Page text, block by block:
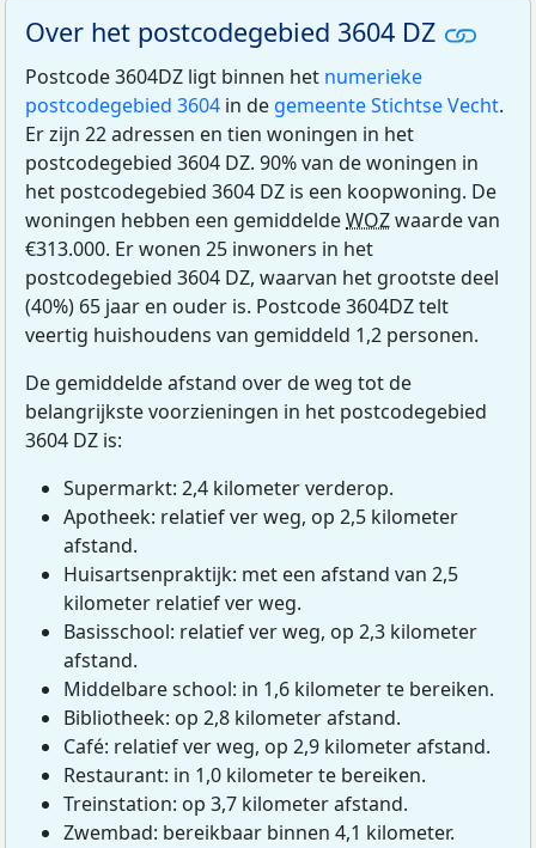
Over het postcodegebied 3604 DZ
Postcode 3604DZ ligt binnen het numerieke
postcodegebied 3604 in de gemeente Stichtse Vecht.
Er zijn 22 adressen en tien woningen in het
postcodegebied 3604 DZ. 90% van de woningen in
het postcodegebied 3604 DZ is een koopwoning. De
woningen hebben een gemiddeldeWOZwaarde van
€313.000. Er wonen 25 inwoners in het
postcodegebied 3604 DZ, waarvan het grootste deel
(40%) 65 jaar en ouder is. Postcode 3604DZ telt
veertig huishoudens van gemiddeld 1,2 personen.
De gemiddelde afstand over de weg tot de
belangrijkste voorzieningen in het postcodegebied
3604 DZ is:
Supermarkt: 2,4 kilometer verderop.
Apotheek: relatief ver weg, op 2,5 kilometer
afstand.
Huisartsenpraktijk: met een afstand van 2,5
kilometer relatief ver weg.
Basisschool: relatief ver weg, op 2,3 kilometer
afstand.
Middelbare school: in 1,6 kilometer te bereiken.
Bibliotheek: op 2,8 kilometer afstand.
Café: relatief ver weg, op 2,9 kilometer afstand.
Restaurant: in 1,0 kilometer te bereiken.
Treinstation: op 3,7 kilometer afstand.
Zwembad: bereikbaar binnen 4,1 kilometer.